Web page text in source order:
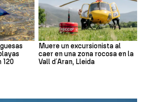
120
Muere un excursionista al
caer en una zona rocosa en la
Vall d´Aran, Lleida